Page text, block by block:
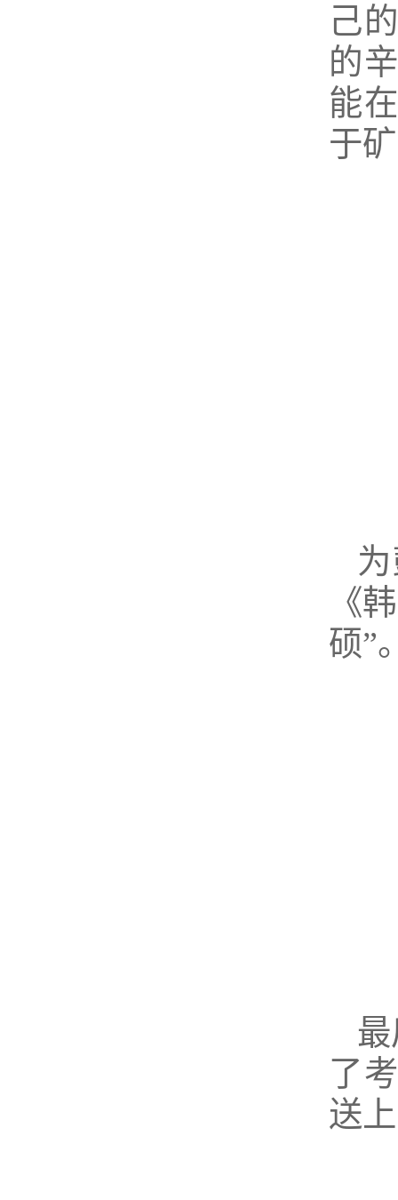
己
的
能
于
《
硕”
了
送